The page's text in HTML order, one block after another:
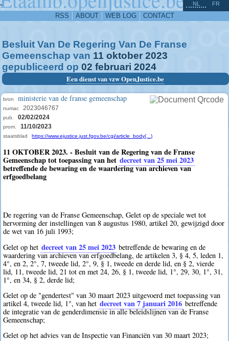
-
RSS ABOUT WEB LOG CONTACT
NL FR
Besluit Van De Regering Van De Franse
Gemeenschap van 11 oktober 2023
gepubliceerd op 02 februari 2024
Een dienst van vzw OpenJustice.be
bron ministerie van de franse gemeenschap
numac 2023046767
pub. 02/02/2024
prom. 11/10/2023
staatsblad https://www.ejustice.just.fgov.be/cgi/article_body(...)
11 OKTOBER 2023. - Besluit van de Regering van de Franse
Gemeenschap tot toepassing van het decreet van 25 mei 2023
betreffende de bewaring en de waardering van archieven van
erfgoedbelang
De regering van de Franse Gemeenschap, Gelet op de speciale wet tot
hervorming der instellingen van 8 augustus 1980, artikel 20, gewijzigd door
de wet van 16 juli 1993;
Gelet op het decreet van 25 mei 2023 betreffende de bewaring en de
waardering van archieven van erfgoedbelang, de artikelen 3, § 4, 5, leden 1,
4°, en 2, 2°, 7, tweede lid, 2°, 9, § 1, tweede en derde lid, en § 2, vierde
lid, 11, tweede lid, 21 tot en met 24, 26, § 1, tweede lid, 1°, 29, 30, 1°, 31,
1°, en 34, § 2, derde lid;
Gelet op de "gendertest" van 30 maart 2023 uitgevoerd met toepassing van
artikel 4, tweede lid, 1°, van het decreet van 7 januari 2016 betreffende
de integratie van de genderdimensie in alle beleidslijnen van de Franse
Gemeenschap;
Gelet op het advies van de Inspectie van Financiën van 30 maart 2023;
^